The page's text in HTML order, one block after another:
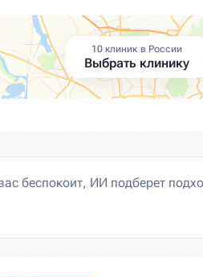
10 клиник в России
Выбрать клинику